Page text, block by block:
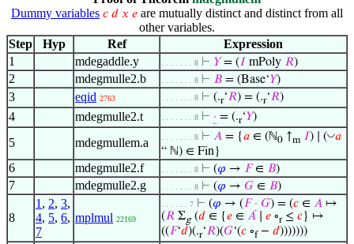
Dummy variables 𝑐 𝑑 𝑥 𝑒 are mutually distinct and distinct from all
other variables.
Step
Hyp Ref
Expression
1
mdegaddle.y . . . . . . . 8 ⊢ 𝑌= (𝐼 mPoly 𝑅)
2 mdegmulle2.b . . . . . . . 8 ⊢ 𝐵 = (Base‘𝑌)
3 eqid 2763 . . . . . . . 8 ⊢ (.r‘𝑅) = (.r‘𝑅)
4 mdegmulle2.t . . . . . . . 8 ⊢ · = (.r‘𝑌)
5 mdegmullem.a . . . . . . . 8 ⊢ 𝐴 = {𝑎 ∈ (ℕ0 ↑m 𝐼) ∣ (◡𝑎
“ ℕ) ∈ Fin}
6 mdegmulle2.f . . . . . . . 8 ⊢ (𝜑 → 𝐹∈ 𝐵)
7 mdegmulle2.g . . . . . . . 8 ⊢ (𝜑 → 𝐺 ∈ 𝐵)
8
1 , 2, 3,
4, 5, 6,
7
mplmul 22169
. . . . . . 7 ⊢ (𝜑 → (𝐹 · 𝐺) = (𝑐 ∈ 𝐴 ↦
(𝑅 Σg(𝑑 ∈ {𝑒 ∈ 𝐴 𝑒 ∘r≤ 𝑐} ↦
((𝐹‘𝑑)(.r‘𝑅)(𝐺‘(𝑐 ∘f− 𝑑)))))))